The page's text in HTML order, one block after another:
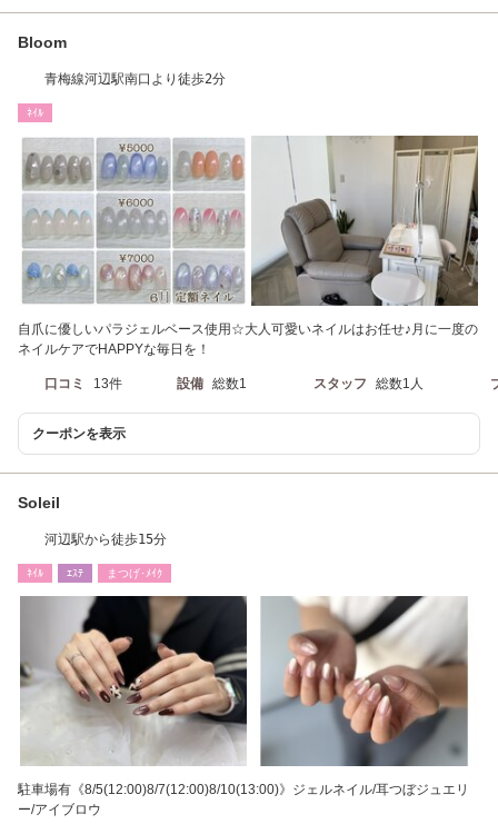
Bloom
青梅線河辺駅南口より徒歩2分
ﾈｲﾙ
自爪に優しいパラジェルベース使用☆大人可愛いネイルはお任せ♪月に一度の
ネイルケアでHAPPYな毎日を！
口コミ 13件 設備 総数1 スタッフ 総数1人
クーポンを表示
Soleil
河辺駅から徒歩15分
ﾈｲﾙ ｴｽﾃ まつげ･ﾒｲｸ
駐車場有《8/5(12:00)8/7(12:00)8/10(13:00)》ジェルネイル/耳つぼジュエリ
ー/アイブロウ